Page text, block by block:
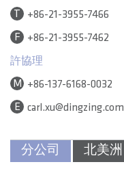
T +86-21-3955-7466
F +86-21-3955-7462
許協理
M +86-137-6168-0032
E carl.xu@dingzing.com
分公司 北美洲